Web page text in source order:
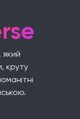
який
круту